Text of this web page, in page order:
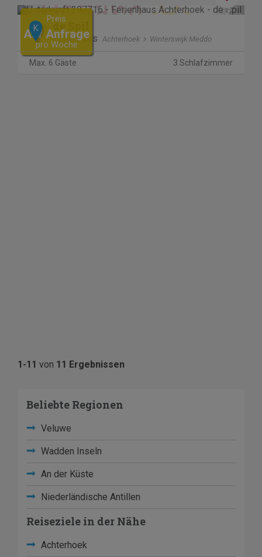
Previous Next
Preis
Auf Anfrage
pro Woche
K de Spil
Ferienhaus Achterhoek Winterswijk Meddo
Max. 6 Gäste 3 Schlafzimmer
1-11 von 11 Ergebnissen
Beliebte Regionen
Veluwe
Wadden Inseln
An der Küste
Niederländische Antillen
Reiseziele in der Nähe
Achterhoek